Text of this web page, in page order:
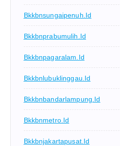
Bkkbnsungaipenuh.id
Bkkbnprabumulih.id
Bkkbnpagaralam.id
Bkkbnlubuklinggau.id
Bkkbnbandarlampung.id
Bkkbnmetro.id
Bkkbnjakartapusat.id